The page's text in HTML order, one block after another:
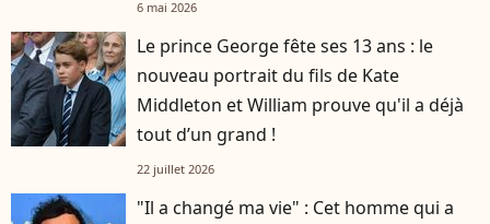
6 mai 2026
Le prince George fête ses 13 ans : le
nouveau portrait du fils de Kate
Middleton et William prouve qu'il a déjà
tout d’un grand !
22 juillet 2026
"Il a changé ma vie" : Cet homme qui a